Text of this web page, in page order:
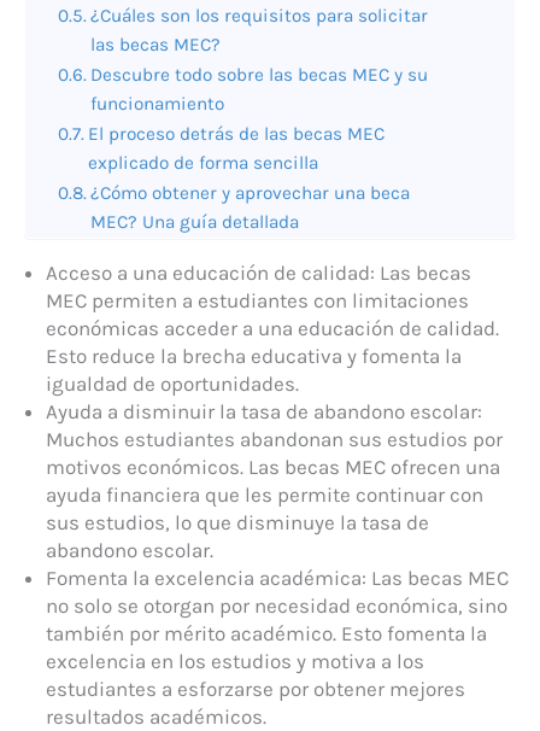
¿Cuáles son los requisitos para solicitar
las becas MEC?
Descubre todo sobre las becas MEC y su
funcionamiento
El proceso detrás de las becas MEC
explicado de forma sencilla
¿Cómo obtener y aprovechar una beca
MEC? Una guía detallada
Acceso a una educación de calidad: Las becas
MEC permiten a estudiantes con limitaciones
económicas acceder a una educación de calidad.
Esto reduce la brecha educativa y fomenta la
igualdad de oportunidades.
Ayuda a disminuir la tasa de abandono escolar:
Muchos estudiantes abandonan sus estudios por
motivos económicos. Las becas MEC ofrecen una
ayuda financiera que les permite continuar con
sus estudios, lo que disminuye la tasa de
abandono escolar.
Fomenta la excelencia académica: Las becas MEC
no solo se otorgan por necesidad económica, sino
también por mérito académico. Esto fomenta la
excelencia en los estudios y motiva a los
estudiantes a esforzarse por obtener mejores
resultados académicos.